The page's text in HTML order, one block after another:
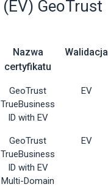
(EV) GeoTrust
Nazwa
certyfikatu
Walidacja
GeoTrust
TrueBusiness
ID with EV
EV
GeoTrust
TrueBusiness
ID with EV
Multi-Domain
EV